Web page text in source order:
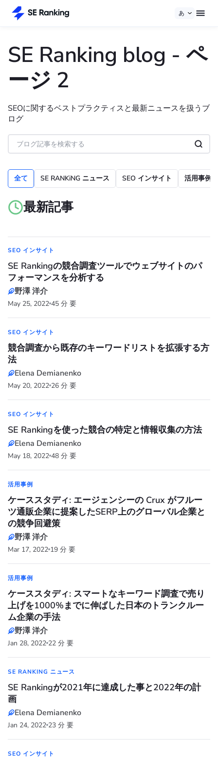
あ
SE Ranking blog - ペ
ージ 2
SEOに関するベストプラクティスと最新ニュースを扱うブ
ログ
全て SE RANKiNG ニュース SEO インサイト 活用事例
最新記事
SEO インサイト
SE Rankingの競合調査ツールでウェブサイトのパ
フォーマンスを分析する
野澤 洋介
May 25, 2022 45 分 要
SEO インサイト
競合調査から既存のキーワードリストを拡張する方
法
Elena Demianenko
May 20, 2022 26 分 要
SEO インサイト
SE Rankingを使った競合の特定と情報収集の方法
Elena Demianenko
May 18, 2022 48 分 要
活用事例
ケーススタディ: エージェンシーの Crux がフルー
ツ通販企業に提案したSERP上のグローバル企業と
の競争回避策
野澤 洋介
Mar 17, 2022 19 分 要
活用事例
ケーススタディ: スマートなキーワード調査で売り
上げを1000%までに伸ばした日本のトランクルー
ム企業の手法
野澤 洋介
Jan 28, 2022 22 分 要
SE RANKING ニュース
SE Rankingが2021年に達成した事と2022年の計
画
Elena Demianenko
Jan 24, 2022 23 分 要
SEO インサイト